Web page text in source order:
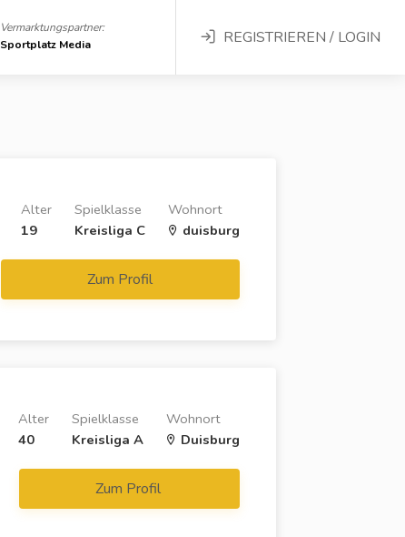
Vermarktungspartner:
Sportplatz Media
REGISTRIEREN / LOGIN
Wohnort
duisburg
Spielklasse
Kreisliga C
Alter
19
Zum Profil
Wohnort
Duisburg
Spielklasse
Kreisliga A
Alter
40
Zum Profil